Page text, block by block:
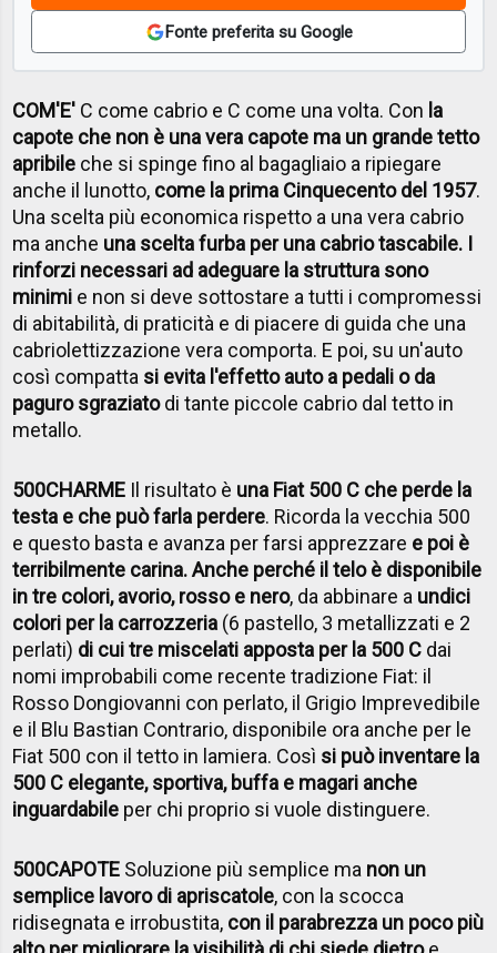
Fonte preferita su Google
COM'E' C come cabrio e C come una volta. Con la
capote che non è una vera capote ma un grande tetto
apribile che si spinge fino al bagagliaio a ripiegare
anche il lunotto, come la prima Cinquecento del 1957.
Una scelta più economica rispetto a una vera cabrio
ma anche una scelta furba per una cabrio tascabile. I
rinforzi necessari ad adeguare la struttura sono
minimi e non si deve sottostare a tutti i compromessi
di abitabilità, di praticità e di piacere di guida che una
cabriolettizzazione vera comporta. E poi, su un'auto
così compatta si evita l'effetto auto a pedali o da
paguro sgraziatodi tante piccole cabrio dal tetto in
metallo.
500CHARME Il risultato è una Fiat 500 C che perde la
testa e che può farla perdere. Ricorda la vecchia 500
e questo basta e avanza per farsi apprezzare e poi è
terribilmente carina. Anche perché il telo è disponibile
in tre colori, avorio, rosso e nero, da abbinare a undici
colori per la carrozzeria (6 pastello, 3 metallizzati e 2
perlati) di cui tre miscelati apposta per la 500 C dai
nomi improbabili come recente tradizione Fiat: il
Rosso Dongiovanni con perlato, il Grigio Imprevedibile
e il Blu Bastian Contrario, disponibile ora anche per le
Fiat 500 con il tetto in lamiera. Così si può inventare la
500 C elegante, sportiva, buffa e magari anche
inguardabile per chi proprio si vuole distinguere.
500CAPOTE Soluzione più semplice ma non un
semplice lavoro di apriscatole, con la scocca
ridisegnata e irrobustita, con il parabrezza un poco più